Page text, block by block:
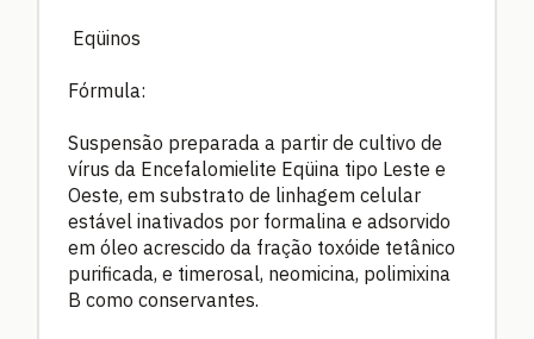
Eqüinos
Fórmula:
Suspensão preparada a partir de cultivo de
vírus da Encefalomielite Eqüina tipo Leste e
Oeste, em substrato de linhagem celular
estável inativados por formalina e adsorvido
em óleo acrescido da fração toxóide tetânico
purificada, e timerosal, neomicina, polimixina
B como conservantes.